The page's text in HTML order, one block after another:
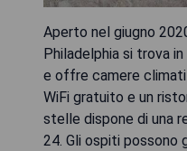
Aperto nel giugno
Philadelphia si trova
e offre camere
WiFi gratuito e un
stelle dispone di una
24. Gli ospiti possono